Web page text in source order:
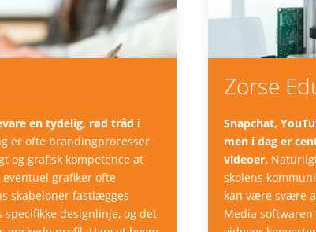
en tydelig, rød tråd i
er ofte brandingprocesser
og grafisk kompetence at
grafiker ofte
skabeloner fastlægges
designlinje, og det
Zorse
Snapchat,
men i dag er
videoer.
skolens
kan være svære
Media